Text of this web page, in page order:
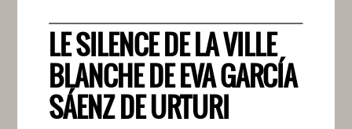
LE SILENCE DE LA VILLE
BLANCHE DE EVA GARCÍA
SÁENZ DE URTURI